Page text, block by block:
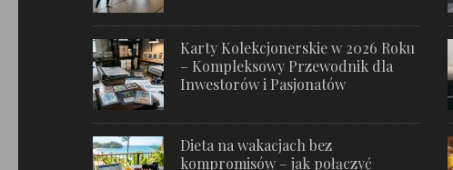
Karty Kolekcjonerskie w 2026 Roku
– Kompleksowy Przewodnik dla
Inwestorów i Pasjonatów
Dieta na wakacjach bez
kompromisów – jak połączyć